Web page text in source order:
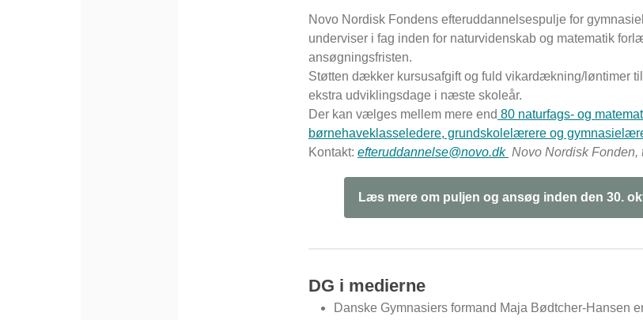
Novo Nordisk Fondens efteruddannelsespulje for
underviser i fag inden for naturvidenskab og matematik
ansøgningsfristen.
Støtten dækker kursusafgift og fuld vikardækning/løntimer
ekstra udviklingsdage i næste skoleår.
Der kan vælges mellem mere end 80 naturfags- og
børnehaveklasseledere, grundskolelærere og
Kontakt: efteruddannelse@novo.dk Novo Nordisk
Læs mere om puljen og ansøg inden den 30.
DG i medierne
Danske Gymnasiers formand Maja Bødtcher-Hansen